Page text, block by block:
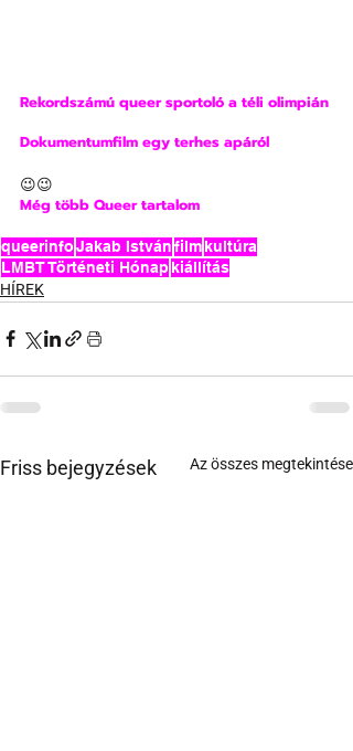
Rekordszámú queer sportoló a téli olimpián
Dokumentumfilm egy terhes apáról
😉😉
Még több Queer tartalom
queerinfoJakab Istvánfilmkultúra
LMBT Történeti Hónap kiállítás
HÍREK
Friss bejegyzések Az összes megtekintése